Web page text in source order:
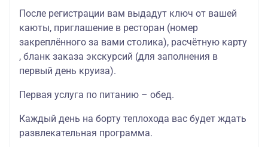
После регистрации вам выдадут ключ от вашей
каюты, приглашение в ресторан (номер
закреплённого за вами столика), расчётную карту
, бланк заказа экскурсий (для заполнения в
первый день круиза).
Первая услуга по питанию – обед.
Каждый день на борту теплохода вас будет ждать
развлекательная программа.